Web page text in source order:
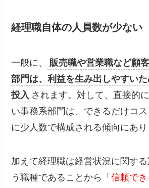
経理職自体の人員数が少ない
一般に、
販売職や営業職など顧
部門は、利益を生み出しやすい
投入 されます。対して、直接的
い事務系部門は、できるだけコ
に少人数で構成される傾向にあり
加えて経理職は経営状況に関す
う職種であることから「信頼で